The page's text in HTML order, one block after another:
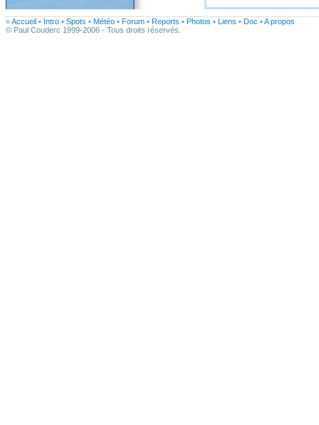
»Accueil • Intro • Spots • Météo • Forum • Reports • Photos • Liens • Doc •A propos
© Paul Couderc 1999-2006 - Tous droits réservés.